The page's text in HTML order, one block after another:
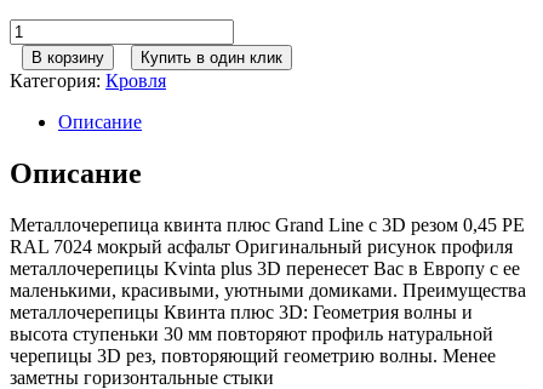
Количество
товара
Grand
Line
Металлочерепица
квинта
плюс
c
резом
0,45
PE
RAL
7024
мокрый
асфальт
В корзину Купить в один клик
Категория: Кровля
Описание
Описание
Металлочерепица квинта плюс Grand Line c 3D резом 0,45 PE
RAL 7024 мокрый асфальт Оригинальный рисунок профиля
металлочерепицы Kvinta plus 3D перенесет Вас в Европу с ее
маленькими, красивыми, уютными домиками. Преимущества
металлочерепицы Квинта плюс 3D: Геометрия волны и
высота ступеньки 30 мм повторяют профиль натуральной
черепицы 3D рез, повторяющий геометрию волны. Менее
заметны горизонтальные стыки